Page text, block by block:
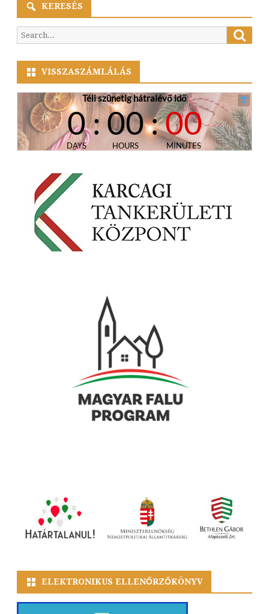
KERESÉS
Search
for:
VISSZASZÁMLÁLÁS
ELEKTRONIKUS ELLENŐRZŐKÖNYV